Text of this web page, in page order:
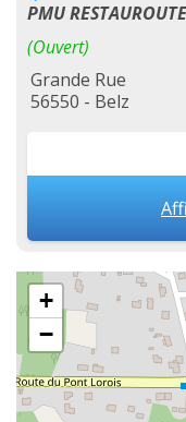
PMU RESTAUROUTE
(Ouvert)
Grande Rue
56550 - Belz
+
−